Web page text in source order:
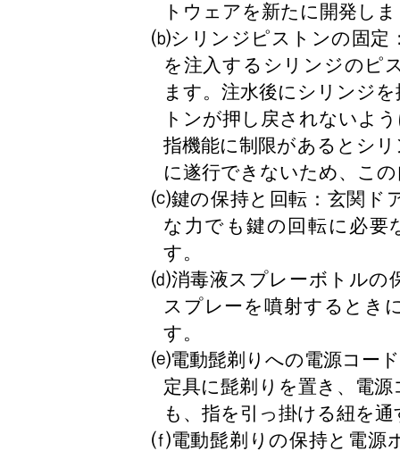
トウェアを新たに開発し
⒝シリンジピストンの固定
を注入するシリンジのピ
ます。注水後にシリンジ
トンが押し戻されないよ
指機能に制限があるとシ
に遂行できないため、こ
⒞鍵の保持と回転：玄関ド
な力でも鍵の回転に必
す。
⒟消毒液スプレーボトルの
スプレーを噴射するとき
す。
⒠電動髭剃りへの電源コー
定具に髭剃りを置き、電
も、指を引っ掛ける紐を
⒡電動髭剃りの保持と電源